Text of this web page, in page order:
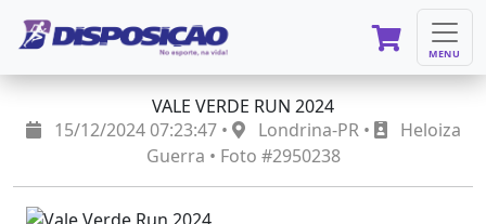
MENU
VALE VERDE RUN 2024
15/12/2024 07:23:47 •
Londrina-PR •
Heloiza
Guerra • Foto #2950238